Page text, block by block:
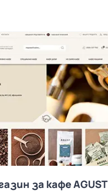
за кафе AGUST